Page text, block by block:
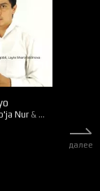
12
Nur& Sulton
далее